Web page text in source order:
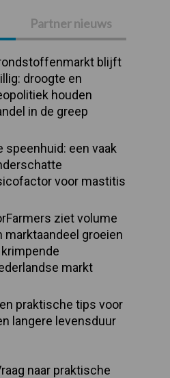
Partner nieuws
blijft
droogte en
houden
in de greep
speenhuid: een vaak
voor mastitis
ziet volume
marktaandeel groeien
markt
praktische tips voor
langere levensduur
naar praktische